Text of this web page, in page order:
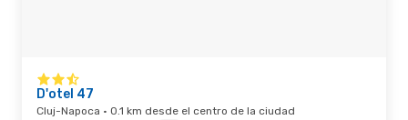
D'otel 47
Cluj-Napoca · 0.1 km desde el centro de la ciudad